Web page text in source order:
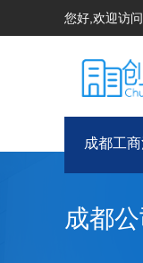
您好,欢迎访
成都工
成都